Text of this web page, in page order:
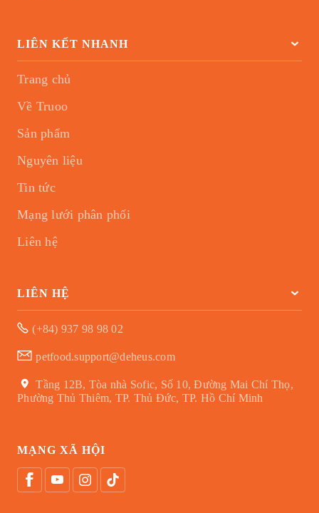
LIÊN KẾT NHANH
Trang chủ
Về Truoo
Sản phẩm
Nguyên liệu
Tin tức
Mạng lưới phân phối
Liên hệ
LIÊN HỆ
(+84) 937 98 98 02
petfood.support@deheus.com
Tầng 12B, Tòa nhà Sofic, Số 10, Đường Mai Chí Thọ,
Phường Thủ Thiêm, TP. Thủ Đức, TP. Hồ Chí Minh
MẠNG XÃ HỘI